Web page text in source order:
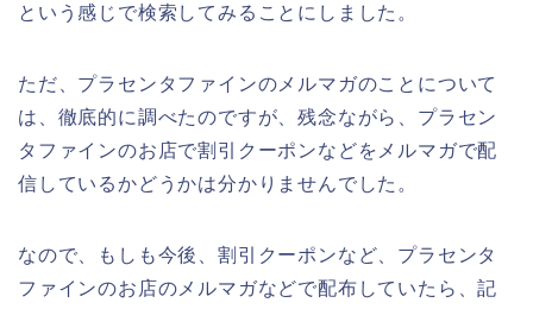
という感じで検索してみることにしました。
ただ、プラセンタファインのメルマガのことについて
は、徹底的に調べたのですが、残念ながら、プラセン
タファインのお店で割引クーポンなどをメルマガで配
信しているかどうかは分かりませんでした。
なので、もしも今後、割引クーポンなど、プラセンタ
ファインのお店のメルマガなどで配布していたら、記